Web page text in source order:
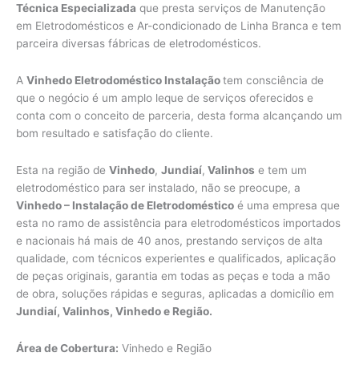
Técnica Especializada que presta serviços de Manutenção
em Eletrodomésticos e Ar-condicionado de Linha Branca e tem
parceira diversas fábricas de eletrodomésticos.
A Vinhedo Eletrodoméstico Instalaçãotem consciência de
que o negócio é um amplo leque de serviços oferecidos e
conta com o conceito de parceria, desta forma alcançando um
bom resultado e satisfação do cliente.
Esta na região de Vinhedo, Jundiaí, Valinhos e tem um
eletrodoméstico para ser instalado, não se preocupe, a
Vinhedo – Instalação de Eletrodoméstico é uma empresa que
esta no ramo de assistência para eletrodomésticos importados
e nacionais há mais de 40 anos, prestando serviços de alta
qualidade, com técnicos experientes e qualificados, aplicação
de peças originais, garantia em todas as peças e toda a mão
de obra, soluções rápidas e seguras, aplicadas a domicílio em
Jundiaí, Valinhos, Vinhedo e Região.
Área de Cobertura: Vinhedo e Região